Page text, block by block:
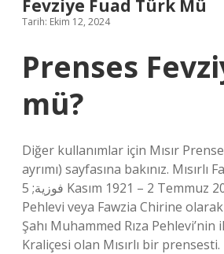
Fevziye Fuad Türk Mü
Tarih: Ekim 12, 2024
Prenses
mü?
Diğer kullanımlar için Mısır
ayrımı) sayfasına bakınız. Mısırlı
فوزية; 5 Kasım 1921 – 2 Temmuz 2013), Fawzia
Pehlevi veya Fawzia Chirine
Şahı Muhammed Rıza
Kraliçesi olan Mısırlı bir prensesti.